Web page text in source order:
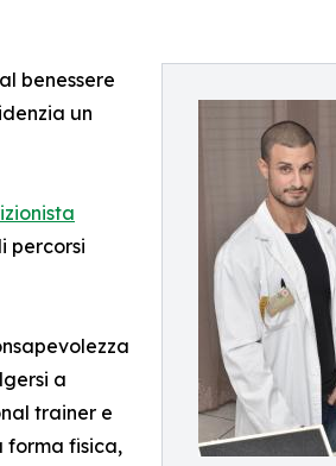
benessere
un
percorsi
a
trainer e
forma fisica,